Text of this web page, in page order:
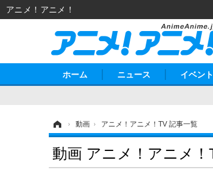
ホーム ニュース イベン
› 動画 › アニメ！アニメ！TV 記事一覧
動画 アニメ！アニメ
アニメ！アニメ！